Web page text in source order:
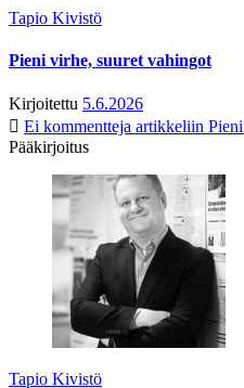
Tapio Kivistö
Pieni virhe, suuret vahingot
Kirjoitettu 5.6.2026
Ei kommentteja artikkeliin
Pääkirjoitus
Tapio Kivistö